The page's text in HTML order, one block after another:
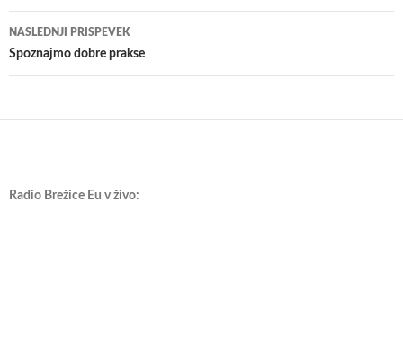
prispevkih
NASLEDNJI PRISPEVEK
Spoznajmo dobre prakse
Radio Brežice Eu v živo: